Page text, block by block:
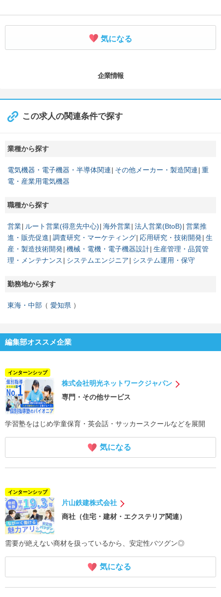
気になる
企業情報
この求人の関連条件で探す
業種から探す
電気機器・電子機器・半導体関連 その他メーカー・製造関連 重
電・産業用電気機器
職種から探す
営業 ルート営業(得意先中心) 海外営業 法人営業(BtoB) 営業推
進・販売促進 調査研究・マーケティング 応用研究・技術開発 生
産・製造技術開発 機械・電機・電子機器設計 生産管理・品質管
理・メンテナンス
システムエンジニア システム運用・保守
勤務地から探す
東海・中部 愛知県
編集部オススメ企業
インターンシップ
株式会社明光ネットワークジャパン
専門・その他サービス
学習塾をはじめ学童保育・英会話・サッカースクールなどを展開
気になる
インターンシップ
片山鉄建株式会社
商社（住宅・建材・エクステリア関連）
需要が絶えない商材を扱っているから、安定性バツグン◎
気になる